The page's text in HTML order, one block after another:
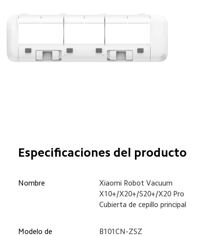
Especificaciones del producto
Nombre
Xiaomi Robot Vacuum
X10+/X20+/S20+/X20 Pro
Cubierta de cepillo principal
Modelo de
B101CN-ZSZ